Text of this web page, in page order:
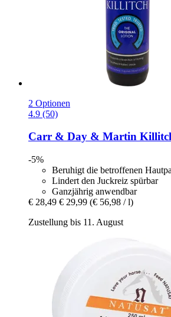
2 Optionen
4.9 (50)
Carr & Day & Martin
-5%
Beruhigt die betroffenen
Lindert den Juckreiz spürbar
Ganzjährig anwendbar
€ 28,49 € 29,99 (€ 56,98 / l)
Zustellung bis 11. August